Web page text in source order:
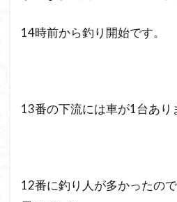
14時前から釣り開始です。
13番の下流には車が1台あり
12番に釣り人が多かったの